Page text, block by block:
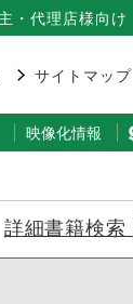
・代理店様向け
サイトマップ
映像化情報
詳細書籍検索